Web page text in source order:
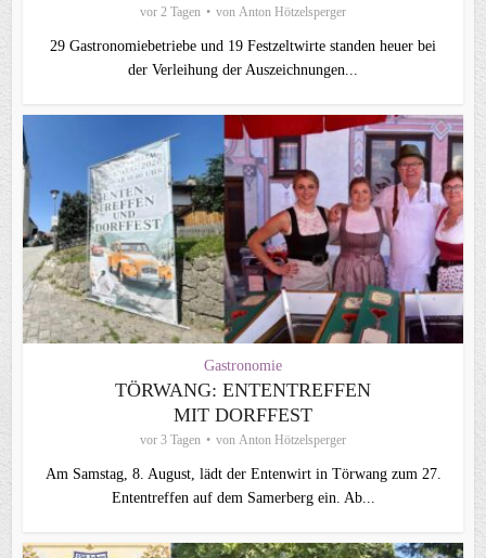
vor 2 Tagen von Anton Hötzelsperger
29 Gastronomiebetriebe und 19 Festzeltwirte standen heuer bei
der Verleihung der Auszeichnungen...
Gastronomie
TÖRWANG: ENTENTREFFEN
MIT DORFFEST
vor 3 Tagen von Anton Hötzelsperger
Am Samstag, 8. August, lädt der Entenwirt in Törwang zum 27.
Ententreffen auf dem Samerberg ein. Ab...